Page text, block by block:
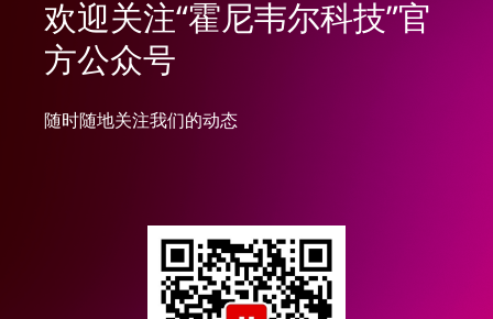
欢迎关注“霍尼韦尔科技”官
方公众号
随时随地关注我们的动态